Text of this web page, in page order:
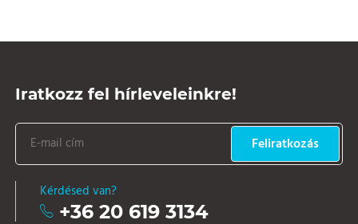
Iratkozz fel hírleveleinkre!
Feliratkozás
Kérdésed van?
+36 20 619 3134